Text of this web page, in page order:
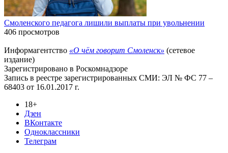
Смоленского педагога лишили выплаты при увольнении
406 просмотров
Информагентство «О чём говорит Смоленск» (сетевое
издание)
Зарегистрировано в Роскомнадзоре
Запись в реестре зарегистрированных СМИ: ЭЛ № ФС 77 –
68403 от 16.01.2017 г.
18+
Дзен
ВКонтакте
Одноклассники
Телеграм